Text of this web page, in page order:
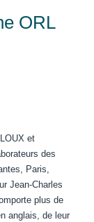
ORL
et
des
Paris,
Jean-Charles
plus de
anglais, de leur